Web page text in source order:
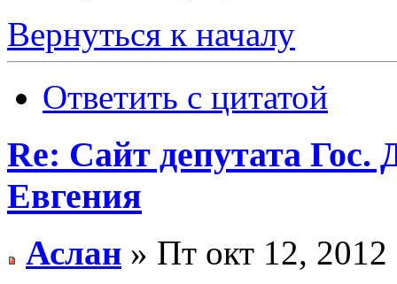
Вернуться к началу
Ответить с цитатой
Re: Сайт депутата
Евгения
Аслан » Пт окт 12, 2012